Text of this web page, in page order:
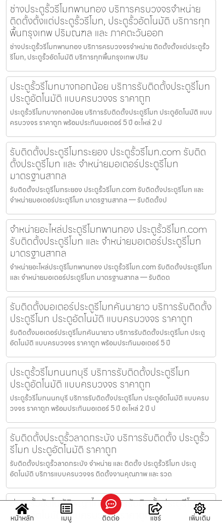
ช่างประตูรั้วรีโมทพานทอง บริการครบวงจรจำหน่าย
ติดตั้งตั้งแต่ประตูรั้วรีโมท, ประตูรั้วอัตโนมัติ บริการทุก
พื้นกรุงเทพ ปริมณฑล และ ภาคตะวันออก
ช่างประตูรั้วรีโมทพานทอง บริการครบวงจรจำหน่าย ติดตั้งตั้งแต่ประตูรั้ว
รีโมท, ประตูรั้วอัตโนมัติ บริการทุกพื้นกรุงเทพ ปริม
ประตูรั้วรีโมทบางกอกน้อย บริการรับติดตั้งประตูรีโมท
ประตูอัตโนมัติ แบบครบวงจร ราคาถูก
ประตูรั้วรีโมทบางกอกน้อย บริการรับติดตั้งประตูรีโมท ประตูอัตโนมัติ แบบ
ครบวงจร ราคาถูก พร้อมประกันมอเตอร์ 5 ปี อะไหล่ 2 ป
รับติดตั้งประตูรีโมทระยอง ประตูรั้วรีโมท.com รับติด
ตั้งประตูรีโมท และ จำหน่ายมอเตอร์ประตูรีโมท
มาตรฐานสากล
รับติดตั้งประตูรีโมทระยอง ประตูรั้วรีโมท.com รับติดตั้งประตูรีโมท และ
จำหน่ายมอเตอร์ประตูรีโมท มาตรฐานสากล — รับติดตั้งป
จำหน่ายอะไหล่ประตูรีโมทพานทอง ประตูรั้วรีโมท.com
รับติดตั้งประตูรีโมท และ จำหน่ายมอเตอร์ประตูรีโมท
มาตรฐานสากล
จำหน่ายอะไหล่ประตูรีโมทพานทอง ประตูรั้วรีโมท.com รับติดตั้งประตูรีโมท
และ จำหน่ายมอเตอร์ประตูรีโมท มาตรฐานสากล — รับติดต
รับติดตั้งมอเตอร์ประตูรีโมทคันนายาว บริการรับติดตั้ง
ประตูรีโมท ประตูอัตโนมัติ แบบครบวงจร ราคาถูก
รับติดตั้งมอเตอร์ประตูรีโมทคันนายาว บริการรับติดตั้งประตูรีโมท ประตู
อัตโนมัติ แบบครบวงจร ราคาถูก พร้อมประกันมอเตอร์ 5 ปี
ประตูรั้วรีโมทนนทบุรี บริการรับติดตั้งประตูรีโมท
ประตูอัตโนมัติ แบบครบวงจร ราคาถูก
ประตูรั้วรีโมทนนทบุรี บริการรับติดตั้งประตูรีโมท ประตูอัตโนมัติ แบบครบ
วงจร ราคาถูก พร้อมประกันมอเตอร์ 5 ปี อะไหล่ 2 ปี ป
รับติดตั้งประตูรั้วลาดกระบัง บริการรับติดตั้ง ประตูรั้ว
รีโมท ประตูอัตโนมัติ ราคาถูก
รับติดตั้งประตูรั้วลาดกระบัง จำหน่าย และ ติดตั้ง ประตูรั้วรีโมท ประตู
อัตโนมัติ บริการแบบครบวงจร ติดตั้งงานคุณภาพ และ รวด
ประตูรั้วอัตโนมัติพญาไท บริการรับติดตั้งประตูรีโมท
ประตูอัตโนมัติ แบบครบวงจร ราคาถูก
หน้าหลัก เมนู ติดต่อ แชร์ เพิ่มเติม